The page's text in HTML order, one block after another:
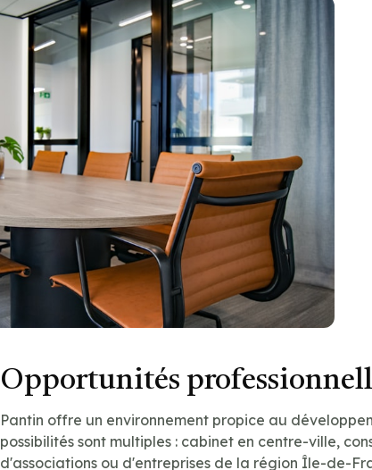
Opportunités
Pantin offre un environnement propice au
possibilités sont multiples : cabinet en centre-ville,
d'associations ou d'entreprises de la région Île-de-